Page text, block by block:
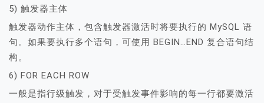
5) 触发器主体
触发器动作主体，包含触发器激活时将要执行的 MySQL 语
句。如果要执行多个语句，可使用 BEGIN…END 复合语句结
构。
6) FOR EACH ROW
一般是指行级触发，对于受触发事件影响的每一行都要激活